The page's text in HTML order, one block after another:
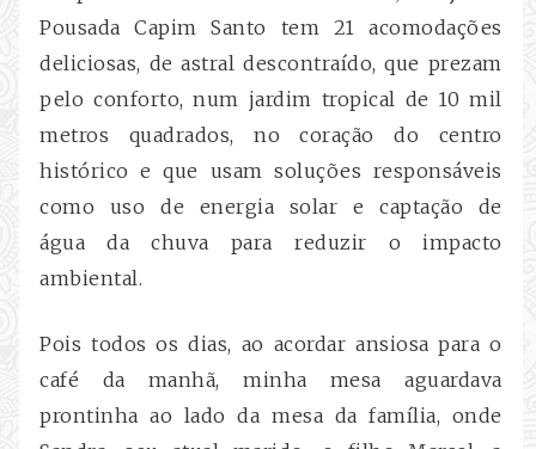
Pousada Capim Santo tem 21 acomodações
deliciosas, de astral descontraído, que prezam
pelo conforto, num jardim tropical de 10 mil
metros quadrados, no coração do centro
histórico e que usam soluções responsáveis
como uso de energia solar e captação de
água da chuva para reduzir o impacto
ambiental.
Pois todos os dias, ao acordar ansiosa para o
café da manhã, minha mesa aguardava
prontinha ao lado da mesa da família, onde